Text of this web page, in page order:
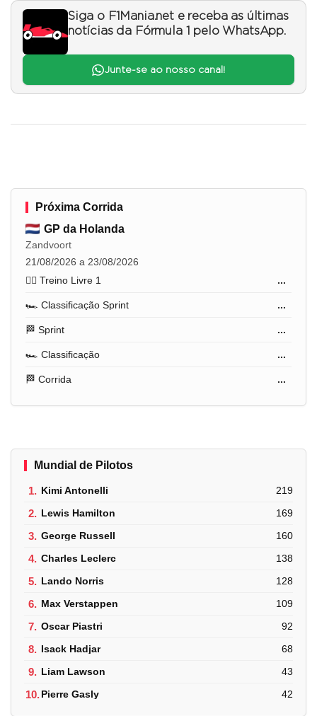
Siga o F1Mania.net e receba as últimas
notícias da Fórmula 1 pelo WhatsApp.
Junte-se ao nosso canal!
Próxima Corrida
GP da Holanda
Zandvoort
21/08/2026 a 23/08/2026
🏋️‍♂️ Treino Livre 1
...
🏎️ Classificação Sprint ...
🏁 Sprint ...
🏎️ Classificação ...
🏁 Corrida ...
Mundial de Pilotos
1. Kimi Antonelli 219
2. Lewis Hamilton 169
3. George Russell 160
4. Charles Leclerc 138
5. Lando Norris 128
6. Max Verstappen 109
7. Oscar Piastri 92
8. Isack Hadjar 68
9. Liam Lawson 43
10.Pierre Gasly 42